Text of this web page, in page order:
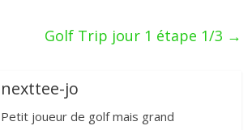
Golf Trip jour 1 étape 1/3 →
nexttee-jo
Petit joueur de golf mais grand